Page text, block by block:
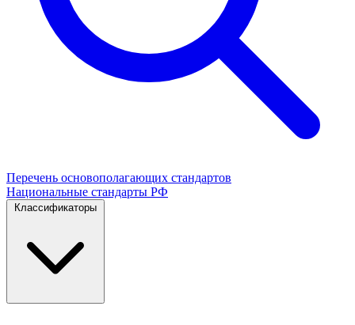
Перечень основополагающих стандартов
Национальные стандарты РФ
Классификаторы